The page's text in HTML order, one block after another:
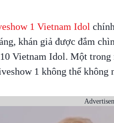
1 Vietnam Idol
khán giả được đắm
Vietnam Idol. Một
1 không thể không